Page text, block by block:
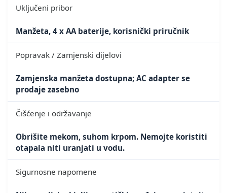
Uključeni pribor
Manžeta, 4 x AA baterije, korisnički priručnik
Popravak / Zamjenski dijelovi
Zamjenska manžeta dostupna; AC adapter se
prodaje zasebno
Čišćenje i održavanje
Obrišite mekom, suhom krpom. Nemojte koristiti
otapala niti uranjati u vodu.
Sigurnosne napomene